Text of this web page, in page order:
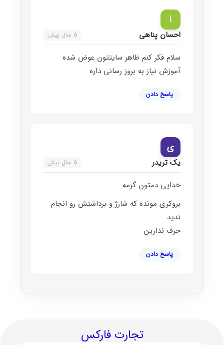
ا
احسان پناهی 5 سال پیش
سلام فکر کنم ظاهر سایتتون عوض شده
آموزش نیاز به بروز رسانی داره
پاسخ دادن
ی
یک تریدر 5 سال پیش
خدایی دمتون گرمه
بروکری مونده که شارژ و برداشتش رو انجام
ندید
حرف ندارین
پاسخ دادن
تجارت فارکس